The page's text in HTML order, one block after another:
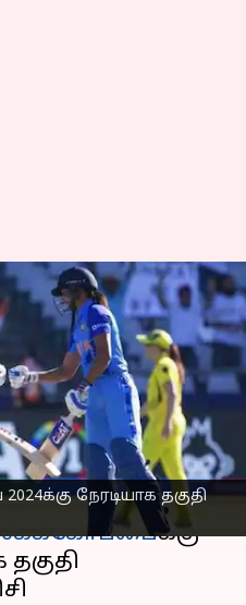
நேரடியாக தகுதி
2024க்கு
பெற்றது
28, 2023 07:42 pm
க்கு